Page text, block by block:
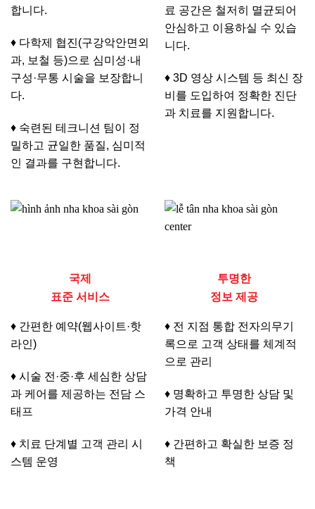
합니다.
♦ 다학제 협진(구강악안면외
과, 보철 등)으로 심미성·내
구성·무통 시술을 보장합니
다.
♦ 숙련된 테크니션 팀이 정
밀하고 균일한 품질, 심미적
인 결과를 구현합니다.
료 공간은 철저히 멸균되어
안심하고 이용하실 수 있습
니다.
♦ 3D 영상 시스템 등 최신 장
비를 도입하여 정확한 진단
과 치료를 지원합니다.
국제
표준 서비스
♦ 간편한 예약(웹사이트·핫
라인)
♦ 시술 전·중·후 세심한 상담
과 케어를 제공하는 전담 스
태프
♦ 치료 단계별 고객 관리 시
스템 운영
투명한
정보 제공
♦ 전 지점 통합 전자의무기
록으로 고객 상태를 체계적
으로 관리
♦ 명확하고 투명한 상담 및
가격 안내
♦ 간편하고 확실한 보증 정
책